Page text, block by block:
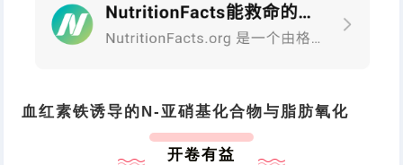
血红素铁诱导的N-亚硝基化合物与脂肪氧化
开卷有益